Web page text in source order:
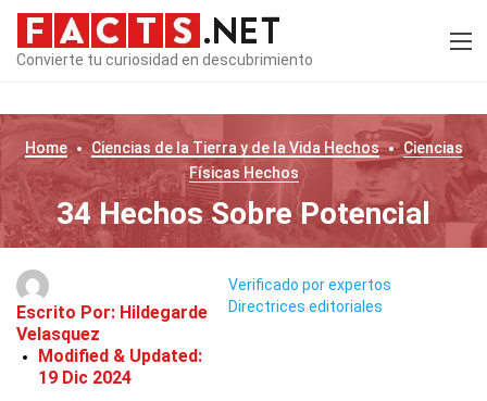
Convierte tu curiosidad en descubrimiento
Home Ciencias de la Tierra y de la Vida Hechos
Ciencias
Físicas Hechos
34 Hechos Sobre Potencial
Escrito Por: Hildegarde
Velasquez
Modified & Updated:
19 Dic 2024
Verificado por expertos
Directrices editoriales